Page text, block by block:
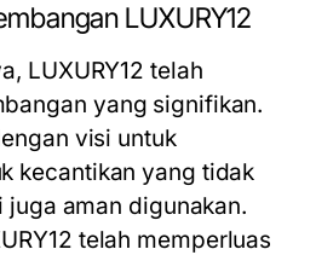
LUXURY12
LUXURY12 telah
yang signifikan.
visi untuk
kecantikan yang tidak
aman digunakan.
telah memperluas